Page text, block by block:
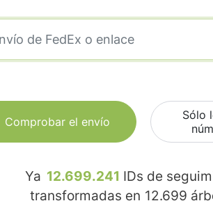
Comprobar el envío
Sólo
Ya 12.699.241 IDs de
transformadas en 12.699